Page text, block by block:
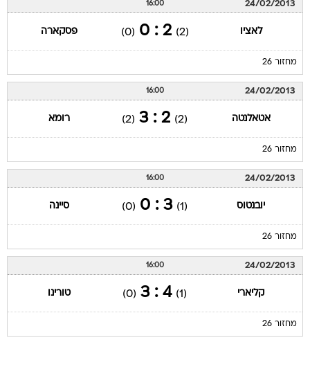
24/02/2013
16:00
לאציו (2)
2 : 0
(0) פסקארה
מחזור 26
24/02/2013
16:00
אטאלנטה (2)
2 : 3
(2) רומא
מחזור 26
24/02/2013
16:00
יובנטוס (1)
3 : 0
(0) סיינה
מחזור 26
24/02/2013
16:00
קליארי (1)
4 : 3
(0) טורינו
מחזור 26